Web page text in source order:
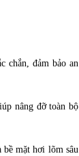
chắn, đảm bảo an
nâng đỡ toàn bộ
bề mặt hơi lõm sâu